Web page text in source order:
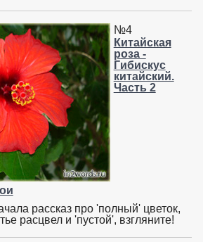
№4
Китайская
роза -
Гибискус
китайский.
Часть 2
рассказ про 'полный' цветок,
расцвел и 'пустой', взгляните!